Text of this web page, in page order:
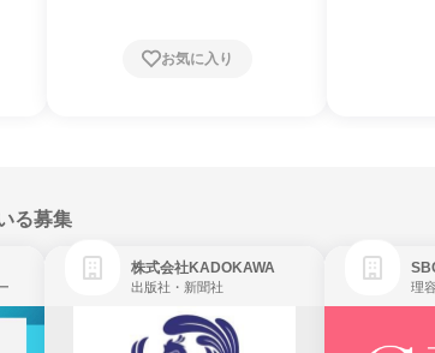
お気に入り
る募集
株式会社KADOKAWA
出版社・新聞社